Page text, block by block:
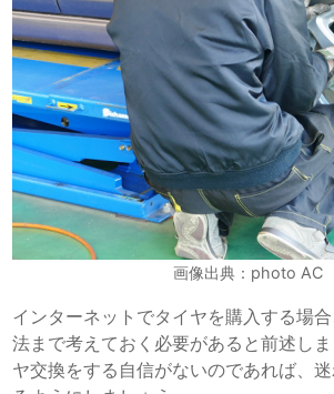
画像出典：photo AC
インターネットでタイヤを購入する場
法まで考えておく必要があると前述し
ヤ交換をする自信がないのであれば、